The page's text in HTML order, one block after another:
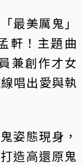
最美厲鬼」
軒！主題曲
兼創作才女
唱出愛與執
姿態現身，
造高還原鬼